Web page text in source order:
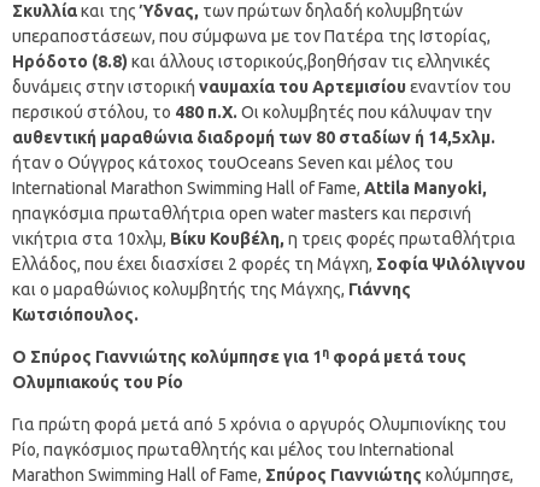
Σκυλλίακαι τηςΎδνας, των πρώτων δηλαδή κολυμβητών
υπεραποστάσεων, που σύμφωνα με τον Πατέρα της Ιστορίας,
Ηρόδοτο (8.8) και άλλους ιστορικούς,βοηθήσαν τις ελληνικές
δυνάμεις στην ιστορική ναυμαχία του Αρτεμισίου εναντίον του
περσικού στόλου, το 480 π.Χ. Οι κολυμβητές που κάλυψαν την
αυθεντική μαραθώνια διαδρομή των 80 σταδίων ή 14,5χλμ.
ήταν ο Ούγγρος κάτοχος τουOceans Seven και μέλος του
International Marathon Swimming Hall of Fame, Attila Manyoki,
ηπαγκόσμια πρωταθλήτρια open water masters και περσινή
νικήτρια στα 10χλμ, Βίκυ Κουβέλη, η τρεις φορές πρωταθλήτρια
Ελλάδος, που έχει διασχίσει 2 φορές τη Μάγχη, Σοφία Ψιλόλιγνου
και ο μαραθώνιος κολυμβητής της Μάγχης, Γιάννης
Κωτσιόπουλος.
Ο Σπύρος Γιαννιώτης κολύμπησε για 1 η φορά μετά τους
Ολυμπιακούς του Ρίο
Για πρώτη φορά μετά από 5 χρόνια ο αργυρός Ολυμπιονίκης του
Ρίο, παγκόσμιος πρωταθλητής και μέλος του International
Marathon Swimming Hall of Fame, Σπύρος Γιαννιώτης κολύμπησε,